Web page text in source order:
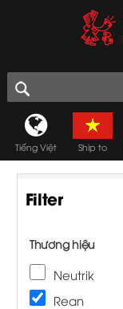
Tiếng Việt Ship to
Filter
Thương hiệu
Neutrik
Rean